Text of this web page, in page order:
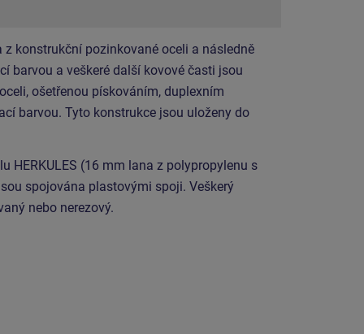
z konstrukční pozinkované oceli a následně
barvou a veškeré další kovové časti jsou
ošetřenou pískováním, duplexním
barvou. Tyto konstrukce jsou uloženy do
HERKULES (16 mm lana z polypropylenu s
spojována plastovými spoji. Veškerý
nebo nerezový.